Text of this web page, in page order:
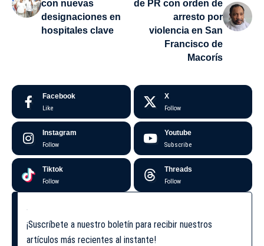
con nuevas
designaciones en
hospitales clave
de PR con orden de
arresto por
violencia en San
Francisco de
Macorís
Facebook
Like
X
Follow
Instagram
Follow
Youtube
Subscribe
Tiktok
Follow
Threads
Follow
¡Suscríbete a nuestro boletín para recibir nuestros
artículos más recientes al instante!